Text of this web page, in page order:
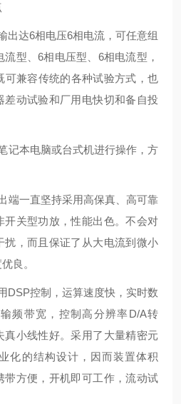
出达6相电压6相电流，可任意组
型、6相电压型、6相电流型，
可兼容传统的各种试验方式，也
差动试验和厂用电快切和备自投
记本电脑或台式机进行操作，方
端一直坚持采用高保真、高可靠
开关型功放，性能出色。不会对
扰，而且保证了从大电流到微小
良。
DSP控制，运算速度快，实时数
频带宽，控制高分辨率D/A转
小线性好。采用了大量精密元
化的结构设计，因而装置体积
带方便，开机即可工作，流动试